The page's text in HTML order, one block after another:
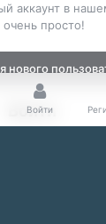
аккаунт в
очень просто!
нового
Войти
Войти в
Войти